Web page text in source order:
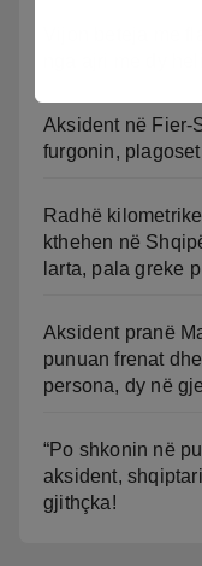
Aksident në Fier-
furgonin,
Radhë
kthehen në
larta, pala greke
Aksident pranë
punuan frenat
persona, dy në
“Po shkonin në
aksident,
gjithçka!